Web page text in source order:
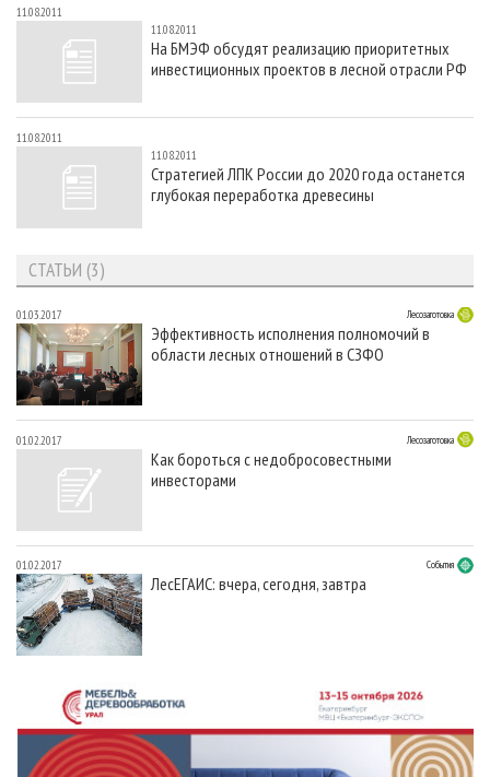
11.08.2011
11.08.2011
На БМЭФ обсудят реализацию приоритетных
инвестиционных проектов в лесной отрасли РФ
11.08.2011
11.08.2011
Стратегией ЛПК России до 2020 года останется
глубокая переработка древесины
СТАТЬИ (3)
01.03.2017 Лесозаготовка
Эффективность исполнения полномочий в
области лесных отношений в СЗФО
01.02.2017 Лесозаготовка
Как бороться с недобросовестными
инвесторами
01.02.2017 События
ЛесЕГАИС: вчера, сегодня, завтра